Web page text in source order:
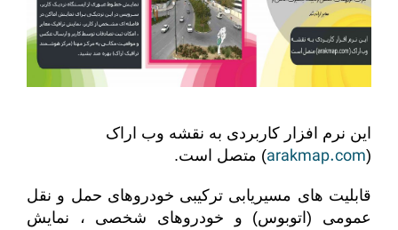
این نرم افزار کاربردی به نقشه وب اراک
(
arakmap.com) متصل است.
قابلیت های مسیریابی ترکیبی خودروهای حمل و نقل
عمومی (اتوبوس) و خودروهای شخصی ، نمایش